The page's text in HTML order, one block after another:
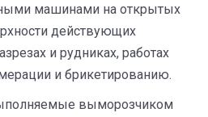
машинами на открытых
действующих
и рудниках, работах
и брикетированию.
выморозчиком